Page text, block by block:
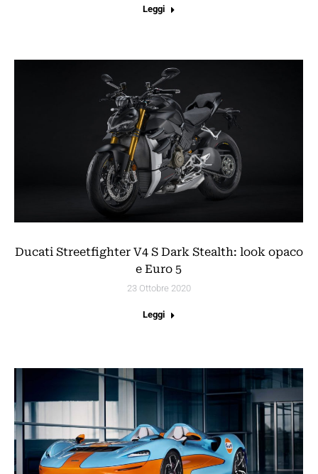
Leggi
Ducati Streetfighter V4 S Dark Stealth: look opaco
e Euro 5
23 Ottobre 2020
Leggi